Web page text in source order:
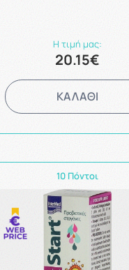
Η τιμή μας:
20.15€
ΚΑΛΑΘΙ
10 Πόντοι